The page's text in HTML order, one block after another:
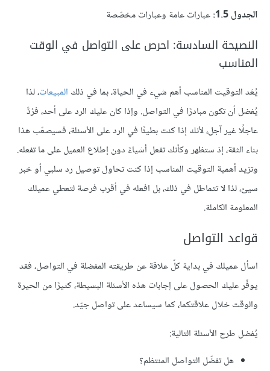
الجدول 1.5:
عبارات عامة وعبارات مخصّصة
النصيحة السادسة: احرص على التواصل في الوقت
المناسب
يُعَد التوقيت المناسب أهم شيء في الحياة، بما في ذلك المبيعات، لذا
يُفضل أن تكون مبادرًا في التواصل. وإذا كان عليك الرد على أحد، فرُدَّ
عاجلًا غير آجل، لأنك إذا كنت بطيئًا في الرد على الأسئلة، فسيصعّب هذا
بناء الثقة، إذ ستظهر وكأنك تفعل أشياءً دون إطلاع العميل على ما تفعله.
وتزيد أهمية التوقيت المناسب إذا كنت تحاول توصيل رد سلبي أو خبر
سيئ، لذا لا تتماطل في ذلك، بل افعله في أقرب فرصة لتعطي عميلك
المعلومة الكاملة.
قواعد التواصل
اسأل عميلك في بداية كلّ علاقة عن طريقته المفضلة في التواصل، فقد
يوفّر عليك الحصول على إجابات هذه الأسئلة البسيطة، كثيرًا من الحيرة
والوقت خلال علاقتكما، كما سيساعد على تواصل جيّد.
يُفضل طرح الأسئلة التالية:
هل تفضّل التواصل المنتظم؟